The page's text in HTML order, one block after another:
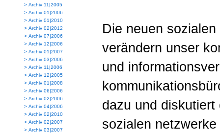
> Archiv 11|2005
> Archiv 01|2006
> Archiv 01|2010
> Archiv 02|2012
> Archiv 07|2006
> Archiv 12|2006
> Archiv 01|2007
> Archiv 03|2006
> Archiv 11|2006
> Archiv 12|2005
> Archiv 01|2008
> Archiv 06|2006
> Archiv 02|2006
> Archiv 04|2006
> Archiv 02|2010
> Archiv 02|2007
> Archiv 03|2007
Die neuen
verändern unser
und
dazu und
sozialen